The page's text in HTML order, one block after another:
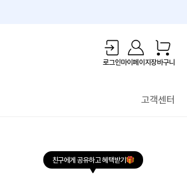
로그인마이페이지장바구니
고객센터
친구에게 공유하고 혜택받기